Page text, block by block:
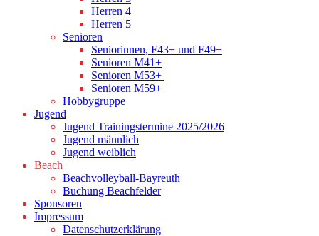
Herren 4
Herren 5
Senioren
Seniorinnen, F43+ und F49+
Senioren M41+
Senioren M53+
Senioren M59+
Hobbygruppe
Jugend
Jugend Trainingstermine 2025/2026
Jugend männlich
Jugend weiblich
Beach
Beachvolleyball-Bayreuth
Buchung Beachfelder
Sponsoren
Impressum
Datenschutzerklärung